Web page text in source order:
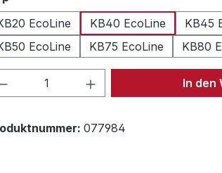
EcoLine
KB40 EcoLine
KB45
EcoLine
KB75 EcoLine KB80
Anzahl: Gib denIn den
077984